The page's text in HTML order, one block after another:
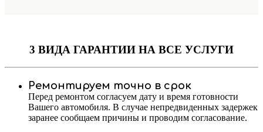
3 ВИДА ГАРАНТИИ НА ВСЕ УСЛУГИ
Ремонтируем точно в срок
Перед ремонтом согласуем дату и время готовности
Вашего автомобиля. В случае непредвиденных задержек
заранее сообщаем причины и проводим согласование.